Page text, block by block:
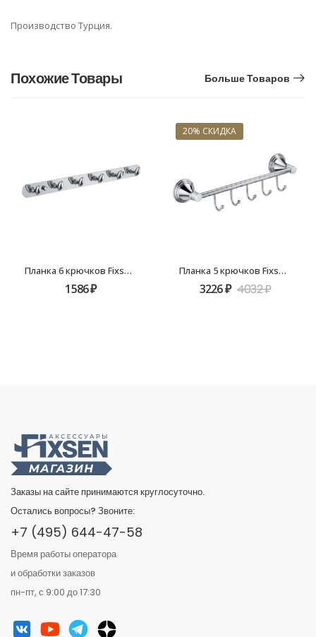
Производство Турция.
Похожие Товары Больше Товаров
Планка 6 крючков Fixsen FX-1416
1586₽
20% СКИДКА
Планка 5 крючков Fixsen Best FX-71605-5
3226₽ 4032₽
Заказы на сайте принимаются круглосуточно.
Остались вопросы? Звоните:
+7 (495) 644-47-58
Время работы оператора
и обработки заказов
пн-пт, с 9:00 до 17:30